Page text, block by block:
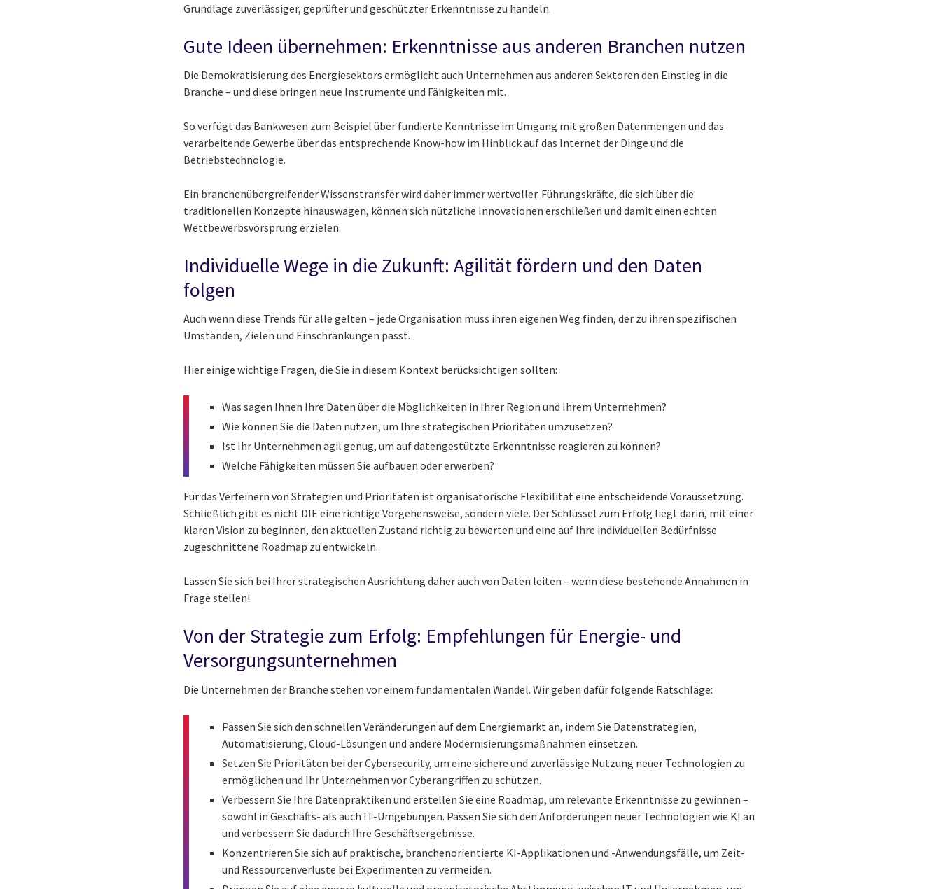
Grundlage zuverlässiger, geprüfter und geschützter Erkenntnisse zu handeln.
Gute Ideen übernehmen: Erkenntnisse aus anderen Branchen nutzen
Die Demokratisierung des Energiesektors ermöglicht auch Unternehmen aus anderen Sektoren den Einstieg in die
Branche – und diese bringen neue Instrumente und Fähigkeiten mit.
So verfügt das Bankwesen zum Beispiel über fundierte Kenntnisse im Umgang mit großen Datenmengen und das
verarbeitende Gewerbe über das entsprechende Know-how im Hinblick auf das Internet der Dinge und die
Betriebstechnologie.
Ein branchenübergreifender Wissenstransfer wird daher immer wertvoller. Führungskräfte, die sich über die
traditionellen Konzepte hinauswagen, können sich nützliche Innovationen erschließen und damit einen echten
Wettbewerbsvorsprung erzielen.
Individuelle Wege in die Zukunft: Agilität fördern und den Daten
folgen
Auch wenn diese Trends für alle gelten – jede Organisation muss ihren eigenen Weg finden, der zu ihren spezifischen
Umständen, Zielen und Einschränkungen passt.
Hier einige wichtige Fragen, die Sie in diesem Kontext berücksichtigen sollten:
Was sagen Ihnen Ihre Daten über die Möglichkeiten in Ihrer Region und Ihrem Unternehmen?
Wie können Sie die Daten nutzen, um Ihre strategischen Prioritäten umzusetzen?
Ist Ihr Unternehmen agil genug, um auf datengestützte Erkenntnisse reagieren zu können?
Welche Fähigkeiten müssen Sie aufbauen oder erwerben?
Für das Verfeinern von Strategien und Prioritäten ist organisatorische Flexibilität eine entscheidende Voraussetzung.
Schließlich gibt es nicht DIE eine richtige Vorgehensweise, sondern viele. Der Schlüssel zum Erfolg liegt darin, mit einer
klaren Vision zu beginnen, den aktuellen Zustand richtig zu bewerten und eine auf Ihre individuellen Bedürfnisse
zugeschnittene Roadmap zu entwickeln.
Lassen Sie sich bei Ihrer strategischen Ausrichtung daher auch von Daten leiten – wenn diese bestehende Annahmen in
Frage stellen!
Von der Strategie zum Erfolg: Empfehlungen für Energie- und
Versorgungsunternehmen
Die Unternehmen der Branche stehen vor einem fundamentalen Wandel. Wir geben dafür folgende Ratschläge:
Passen Sie sich den schnellen Veränderungen auf dem Energiemarkt an, indem Sie Datenstrategien,
Automatisierung, Cloud-Lösungen und andere Modernisierungsmaßnahmen einsetzen.
Setzen Sie Prioritäten bei der Cybersecurity, um eine sichere und zuverlässige Nutzung neuer Technologien zu
ermöglichen und Ihr Unternehmen vor Cyberangriffen zu schützen.
Verbessern Sie Ihre Datenpraktiken und erstellen Sie eine Roadmap, um relevante Erkenntnisse zu gewinnen –
sowohl in Geschäfts- als auch IT-Umgebungen. Passen Sie sich den Anforderungen neuer Technologien wie KI an
und verbessern Sie dadurch Ihre Geschäftsergebnisse.
Konzentrieren Sie sich auf praktische, branchenorientierte KI-Applikationen und -Anwendungsfälle, um Zeit-
und Ressourcenverluste bei Experimenten zu vermeiden.